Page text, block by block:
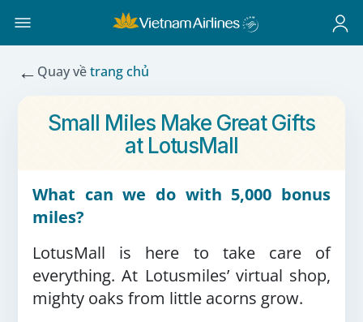
← Quay vềtrang chủ
Small Miles Make Great Gifts
at LotusMall
What can we do with 5,000 bonus
miles?
LotusMall is here to take care of
everything. At Lotusmiles’ virtual shop,
mighty oaks from little acorns grow.